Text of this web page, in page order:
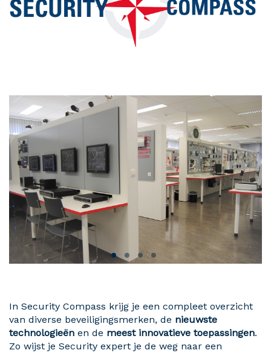
In Security Compass krijg je een compleet overzicht
van diverse beveiligingsmerken, de nieuwste
technologieën en de meest innovatieve toepassingen.
Zo wijst je Security expert je de weg naar een